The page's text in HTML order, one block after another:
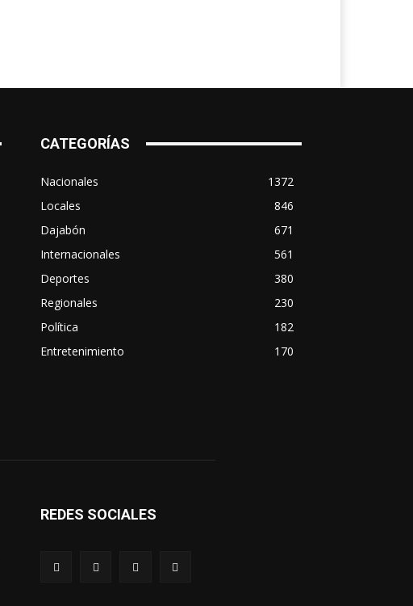
CATEGORÍAS
Nacionales
1372
Locales
846
Dajabón
671
Internacionales
561
Deportes
380
Regionales
230
Política
182
Entretenimiento
170
REDES SOCIALES